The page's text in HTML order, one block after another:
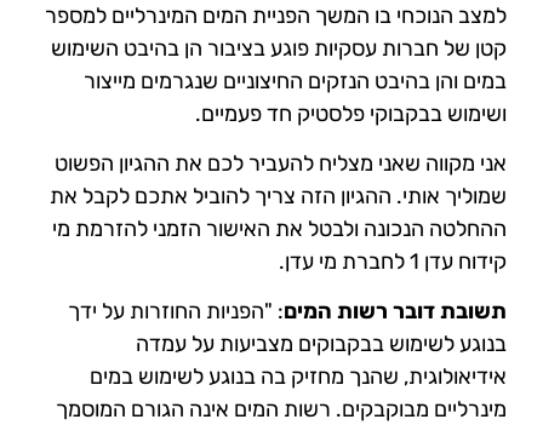
למצב הנוכחי בו המשך הפניית המים המינרליים למספר
קטן של חברות עסקיות פוגע בציבור הן בהיבט השימוש
במים והן בהיבט הנזקים החיצוניים שנגרמים מייצור
ושימוש בבקבוקי פלסטיק חד פעמיים.
אני מקווה שאני מצליח להעביר לכם את ההגיון הפשוט
שמוליך אותי. ההגיון הזה צריך להוביל אתכם לקבל את
ההחלטה הנכונה ולבטל את האישור הזמני להזרמת מי
קידוח עדן 1 לחברת מי עדן.
תשובת דובר רשות המים: "הפניות החוזרות על ידך
בנוגע לשימוש בבקבוקים מצביעות על עמדה
אידיאולוגית, שהנך מחזיק בה בנוגע לשימוש במים
מינרליים מבוקבקים. רשות המים אינה הגורם המוסמך